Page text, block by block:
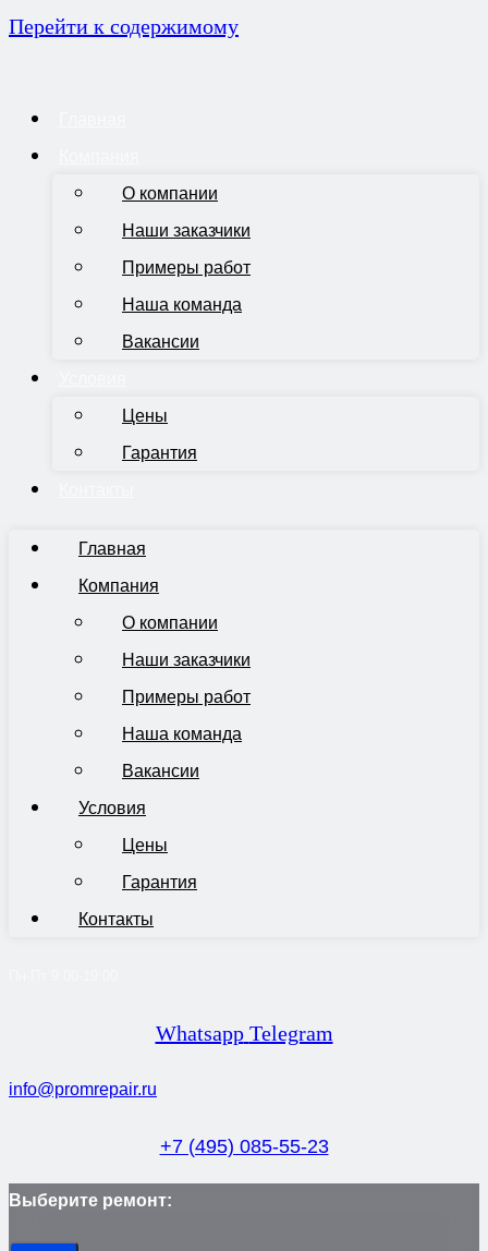
Перейти к содержимому
О компании
Наши заказчики
Примеры работ
Наша команда
Вакансии
Цены
Гарантия
Главная
Компания
О компании
Наши заказчики
Примеры работ
Наша команда
Вакансии
Условия
Цены
Гарантия
Контакты
Whatsapp Telegram
info@promrepair.ru
+7 (495) 085-55-23
Выберите ремонт: